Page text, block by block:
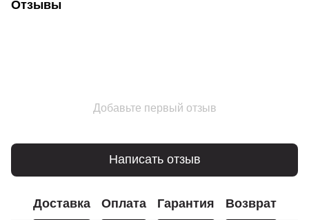
Отзывы
Добавьте первый отзыв
Написать отзыв
Доставка Оплата Гарантия Возврат